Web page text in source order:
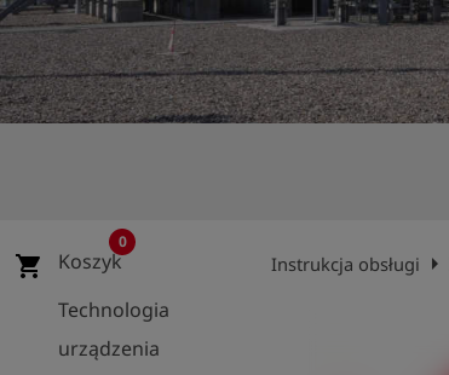
shieldRejestracja
shopping_cart Koszyk
0
Technologia
urządzenia
Instrukcja obsługi arrow_right